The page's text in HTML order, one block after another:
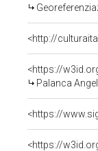
<http://
<https://
Palanca
<https://
<https://